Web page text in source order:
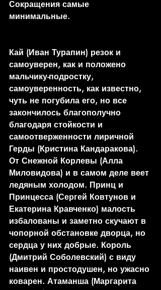
Сокращения самые
минимальные.
Кай (Иван Турапин) резок и
самоуверен, как и положено
мальчику-подростку,
самоуверенность, как известно,
чуть не погубила его, но все
закончилось благополучно
благодаря стойкости и
самоотверженности лиричной
Герды (Кристина Кандаракова).
От Снежной Корлевы (Алла
Миловидова) и в самом деле веет
ледяным холодом. Принц и
Принцесса (Сергей Ковтунов и
Екатерина Кравченко) малость
избалованы и заметно скучают в
чопорной обстановке дворца, но
сердца у них добрые. Король
(Дмитрий Соболевский) с виду
наивен и простодушен, но ужасно
коварен. Атаманша (Маргарита